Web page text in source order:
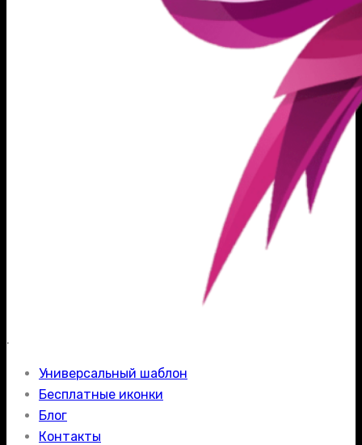
.
Универсальный шаблон
Бесплатные иконки
Блог
Контакты